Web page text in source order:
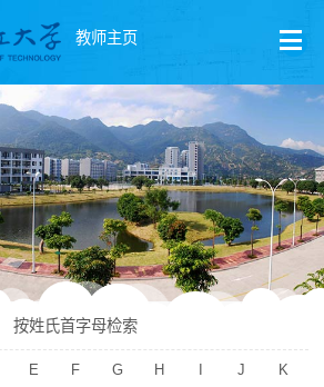
教师主页
按姓氏首字母检索
E F G H J
K